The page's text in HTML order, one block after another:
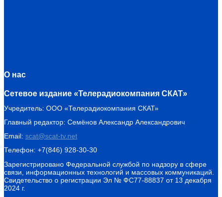
О нас
Сетевое издание «Телерадиокомпания СКАТ»
Учредитель: ООО «Телерадиокомпания СКАТ»
Главный редактор: Семёнов Александр Александрович
Email: scat@scat-tv.net
Телефон: +7(846) 928-30-30
Зарегистрировано Федеральной службой по надзору в сфере
связи, информационных технологий и массовых коммуникаций.
Свидетельство о регистрации Эл № ФС77-88837 от 13 декабря
2024 г.